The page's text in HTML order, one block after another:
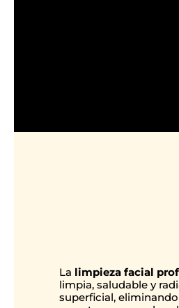
La limpieza facial
limpia, saludable y
superficial,